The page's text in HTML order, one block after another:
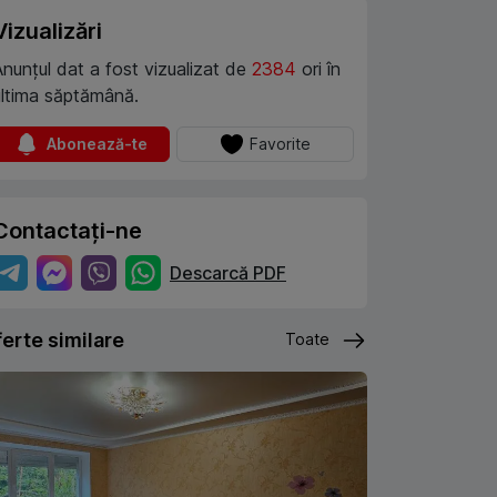
dat a fost vizualizat de 2384 ori în
săptămână.
Abonează-te Favorite
ne
Descarcă PDF
similare Toate